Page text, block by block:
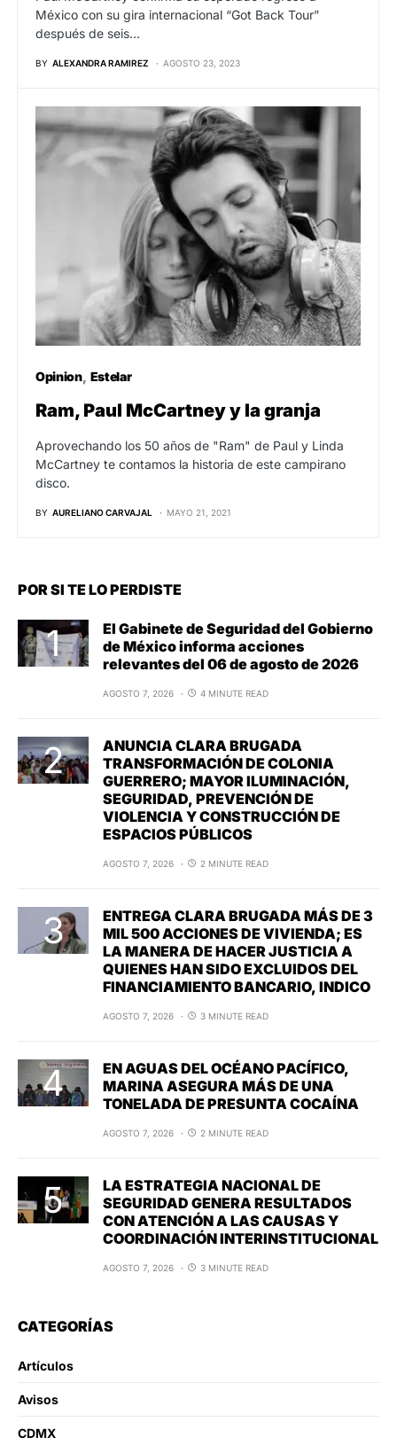
México con su gira internacional “Got Back Tour”
después de seis…
BY ALEXANDRA RAMIREZ AGOSTO 23, 2023
Opinion Estelar
Ram, Paul McCartney y la granja
Aprovechando los 50 años de "Ram" de Paul y Linda
McCartney te contamos la historia de este campirano
disco.
BY AURELIANO CARVAJAL MAYO 21, 2021
POR SI TE LO PERDISTE
El Gabinete de Seguridad del Gobierno
de México informa acciones
relevantes del 06 de agosto de 2026
AGOSTO 7, 2026 4 MINUTE READ
ANUNCIA CLARA BRUGADA
TRANSFORMACIÓN DE COLONIA
GUERRERO; MAYOR ILUMINACIÓN,
SEGURIDAD, PREVENCIÓN DE
VIOLENCIA Y CONSTRUCCIÓN DE
ESPACIOS PÚBLICOS
AGOSTO 7, 2026 2 MINUTE READ
ENTREGA CLARA BRUGADA MÁS DE 3
MIL 500 ACCIONES DE VIVIENDA; ES
LA MANERA DE HACER JUSTICIA A
QUIENES HAN SIDO EXCLUIDOS DEL
FINANCIAMIENTO BANCARIO, INDICO
AGOSTO 7, 2026 3 MINUTE READ
EN AGUAS DEL OCÉANO PACÍFICO,
MARINA ASEGURA MÁS DE UNA
TONELADA DE PRESUNTA COCAÍNA
AGOSTO 7, 2026 2 MINUTE READ
LA ESTRATEGIA NACIONAL DE
SEGURIDAD GENERA RESULTADOS
CON ATENCIÓN A LAS CAUSAS Y
COORDINACIÓN INTERINSTITUCIONAL
AGOSTO 7, 2026 3 MINUTE READ
CATEGORÍAS
Artículos
Avisos
CDMX